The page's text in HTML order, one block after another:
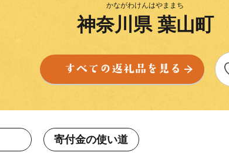
かながわけんはやままち
神奈川県 葉山町
寄付金の使い道